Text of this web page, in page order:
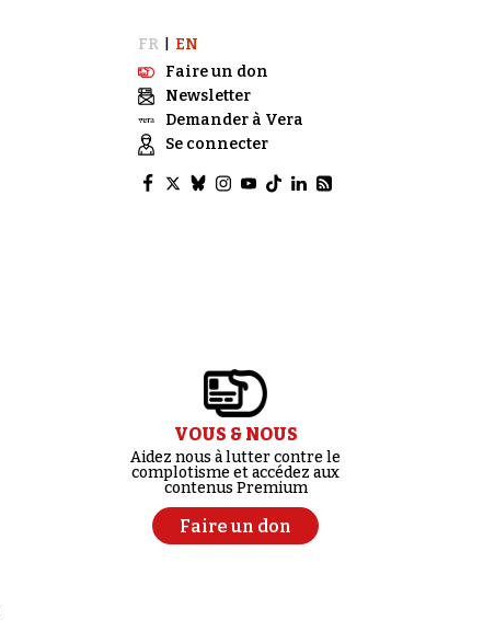
FR
EN
Faire un don
Newsletter
Demander à Vera
Se connecter
VOUS & NOUS
Aidez nous à lutter contre le
complotisme et accédez aux
contenus Premium
Faire un don